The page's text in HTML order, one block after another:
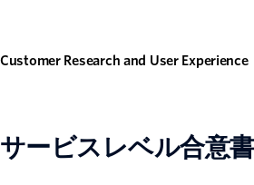
Customer Research and User Experience
サービスレベル合意書